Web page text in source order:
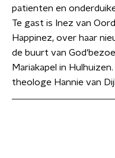
patienten en
Te gast is Inez van
Happinez, over haar
de buurt van
Mariakapel in
theologe Hannie van